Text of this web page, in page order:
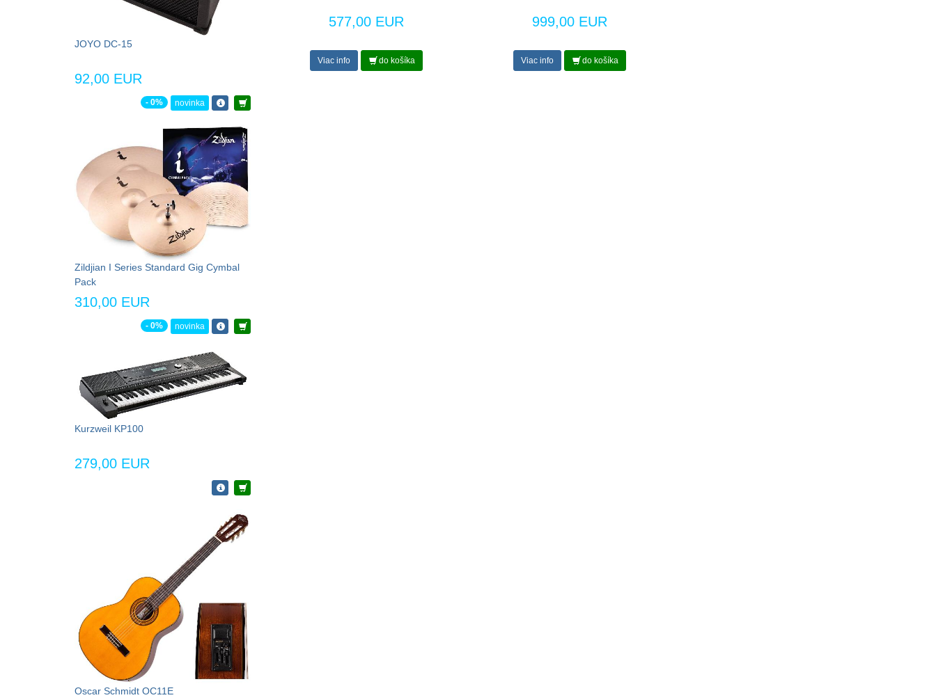
JOYO DC-15
92,00 EUR
- 0% novinka
Zildjian I Series Standard Gig Cymbal
Pack
310,00 EUR
- 0% novinka
Kurzweil KP100
279,00 EUR
Oscar Schmidt OC11E
577,00 EUR
Viac info do košíka
999,00 EUR
Viac info do košíka